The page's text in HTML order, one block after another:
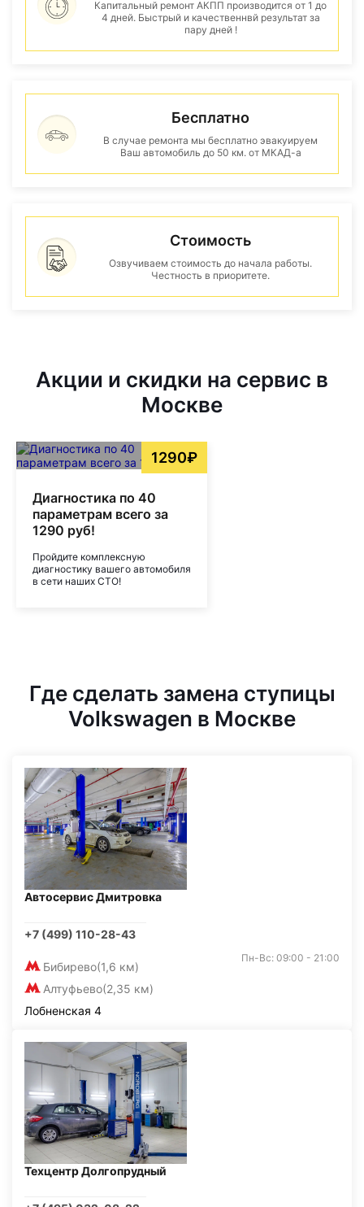
Капитальный ремонт АКПП производится от 1 до
4 дней. Быстрый и качественнвй результат за
пару дней !
Бесплатно
В случае ремонта мы бесплатно эвакуируем
Ваш автомобиль до 50 км. от МКАД-а
Стоимость
Озвучиваем стоимость до начала работы.
Честность в приоритете.
Акции и скидки на сервис в
Москве
1290₽
Диагностика по 40
параметрам всего за
1290 руб!
Пройдите комплексную
диагностику вашего автомобиля
в сети наших СТО!
Где сделать замена ступицы
Volkswagen в Москве
Автосервис Дмитровка
+7 (499) 110-28-43
Бибирево(1,6 км)
Алтуфьево(2,35 км)
Пн-Вс: 09:00 - 21:00
Лобненская 4
Техцентр Долгопрудный